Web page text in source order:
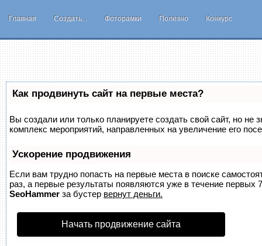
Главная Создать... Фоторамки Полезно Конкурс
Как продвинуть сайт на первые места?
Вы создали или только планируете создать свой сайт, но не
комплекс мероприятий, направленных на увеличение его
Ускорение продвижения
Если вам трудно попасть на первые места в поиске
раз, а первые результаты появляются уже в течение первых
SeoHammer за бустер вернут деньги.
Начать продвижение сайта